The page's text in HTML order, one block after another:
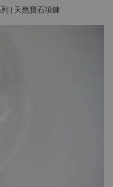
| 天然寶石項鍊